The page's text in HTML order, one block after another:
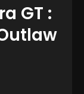
GT :